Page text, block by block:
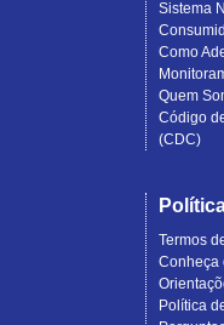
Sistema
Como
Quem
Código
(CDC)
Termos
Conheça
Política